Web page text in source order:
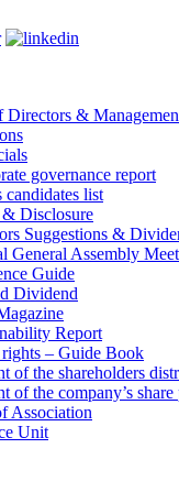
Directors &
governance report
list
Disclosure
Suggestions &
General Assembly
Guide
Dividend
Report
– Guide Book
of the shareholders
of the company’s
Association
Unit